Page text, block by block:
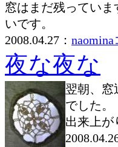
窓はまだ残ってい
いです。
2008.04.27： naomina
夜な夜な
翌朝、窓
でした。
出来上が